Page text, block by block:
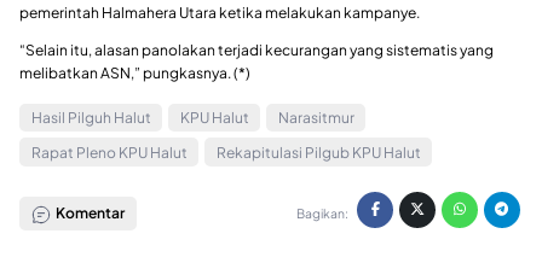
pemerintah Halmahera Utara ketika melakukan kampanye.
“Selain itu, alasan panolakan terjadi kecurangan yang sistematis yang
melibatkan ASN,” pungkasnya. (*)
Hasil Pilguh Halut KPU Halut
Narasitmur
Rapat Pleno KPU Halut
Rekapitulasi Pilgub KPU Halut
Komentar Bagikan: